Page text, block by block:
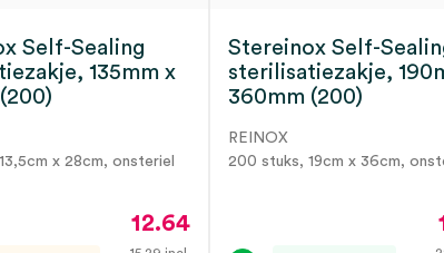
Self-Sealing
135mm x
x 28cm, onsteriel
12.64
Stereinox Self-
sterilisatiezakje,
360mm (200)
REINOX
200 stuks, 19cm x 36cm,